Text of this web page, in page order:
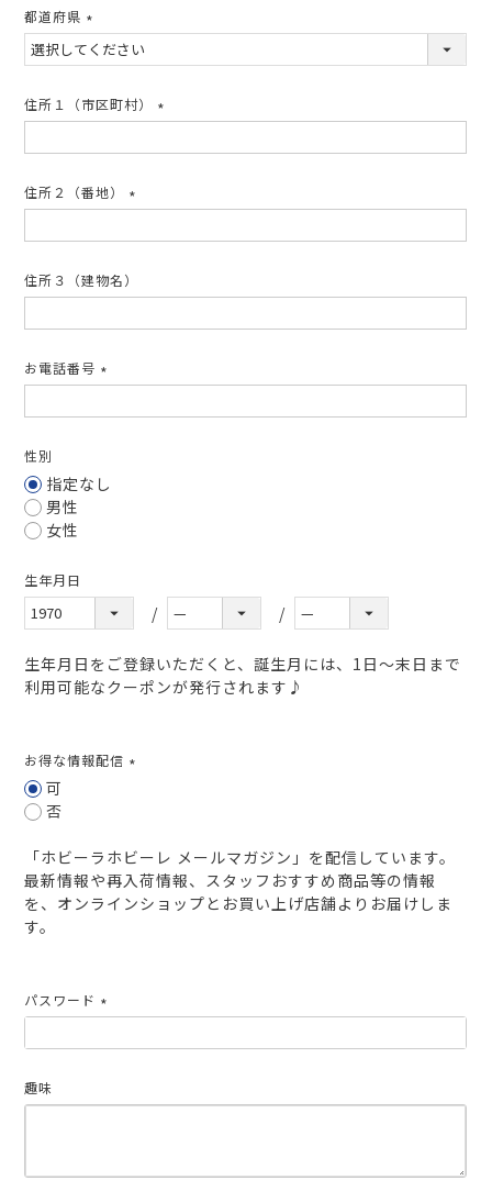
都道府県
(必
須)
住所１（市区町村）
須)
住所２（番地）
須)
住所３（建物名）
お電話番号
須)
性別
指定なし
男性
女性
生年月日
生年月日をご登録いただくと、誕生月には、1日～末日まで
利用可能なクーポンが発行されます♪
お得な情報配信
可
否
「ホビーラホビーレ メールマガジン」を配信しています。
最新情報や再入荷情報、スタッフおすすめ商品等の情報
を、オンラインショップとお買い上げ店舗よりお届けしま
す。
パスワード
須)
趣味